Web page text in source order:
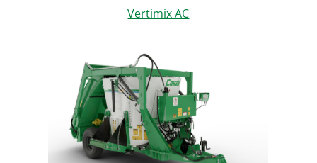
Vertimix AC